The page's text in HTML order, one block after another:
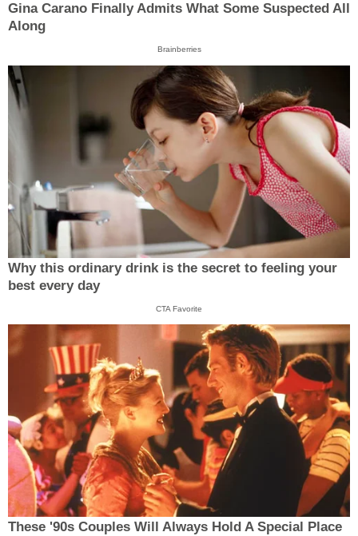
Gina Carano Finally Admits What Some Suspected All
Along
Brainberries
Why this ordinary drink is the secret to feeling your
best every day
CTA Favorite
These '90s Couples Will Always Hold A Special Place